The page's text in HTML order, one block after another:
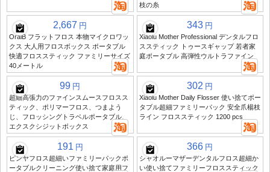
枝の糸
2,667 円
OralB フラットフロス 本物マイクロワッ
クス 大人用フロスボックス ポータブル
快適フロススティック ファミリーサイズ
40メートル
343 円
Xiaolu Mother Professional デンタルフロ
ススティック トゥースギャップ 若者家
庭ポータブル 高弾性ウルトラファイン
99 円
超細高張力のファインスムースフロスス
ティック、ポリマーフロス、つまよう
じ、フロッシングトラベルポータブル、
エクスクシジットボックス
302 円
Xiaolu Mother Daily Flosser 使い捨てポー
タブル超細ファミリーパック 安全爪楊枝
ライン フロススティック 1200 pcs
191 円
ピンヤフロス超細いファミリーパックポ
ータブルクリーニング使い捨て家庭用フ
366 円
シャオルーマザーデンタルフロス超細か
い使い捨てファミリーフロススティック